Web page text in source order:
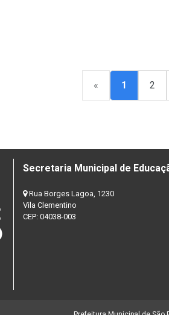
« 1 2
Secretaria Municipal de
Rua Borges Lagoa, 1230
Vila Clementino
CEP: 04038-003